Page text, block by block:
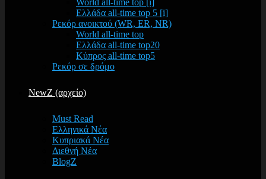
World all-time top [i]
Ελλάδα all-time top 5 [i]
Ρεκόρ ανοικτού (WR, ER, NR)
World all-time top
Ελλάδα all-time top20
Κύπρος all-time top5
Ρεκόρ σε δρόμο
NewZ (αρχείο)
Must Read
Ελληνικά Νέα
Κυπριακά Νέα
Διεθνή Νέα
BlogZ